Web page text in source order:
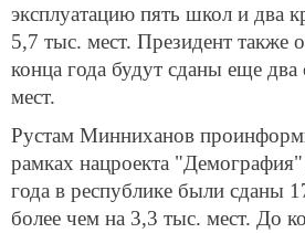
эксплуатацию пять школ и два
5,7 тыс. мест. Президент также
конца года будут сданы еще два
мест.
Рустам Минниханов
рамках нацроекта
года в республике были сданы
более чем на 3,3 тыс. мест. До